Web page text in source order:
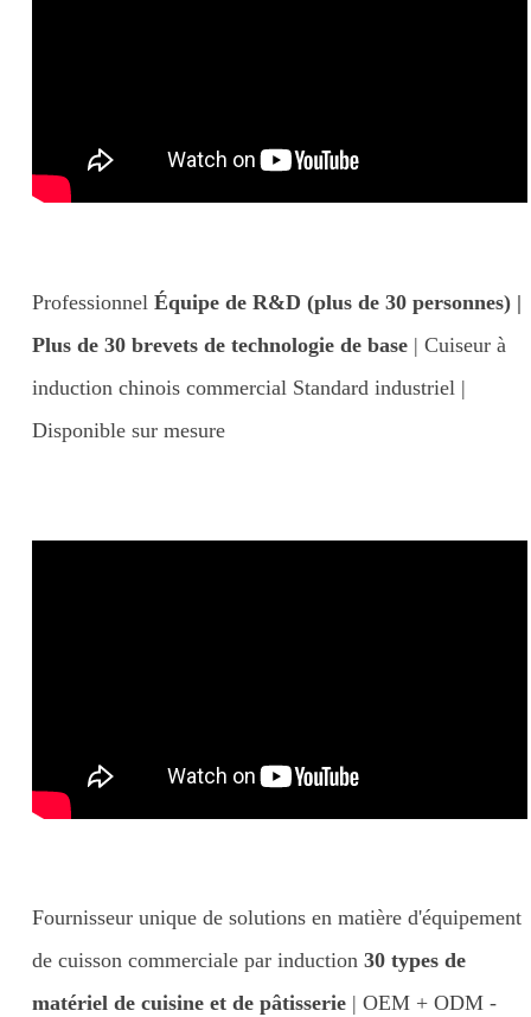
Professionnel Équipe de R&D (plus de 30 personnes) |
Plus de 30 brevets de technologie de base| Cuiseur à
induction chinois commercial Standard industriel |
Disponible sur mesure
Fournisseur unique de solutions en matière d'équipement
de cuisson commerciale par induction 30 types de
matériel de cuisine et de pâtisserie| OEM + ODM -